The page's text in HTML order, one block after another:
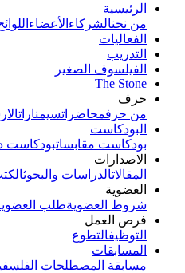
الرئيسية
من نحنالشركاء الأعضاء
الفعاليات
التدريب
الفيلسوف الصغير
The Stone
حرف
من حرفمحاضراتسيمنارات
البودكاست
بودكاست مقابساتبودكاست
الاصدارات
المقالاتالدراسات والبحوث
العضوية
شروط العضويةطلب
فرص العمل
التوظيفالتطوع
المسابقات
مسابقة المصطلحات